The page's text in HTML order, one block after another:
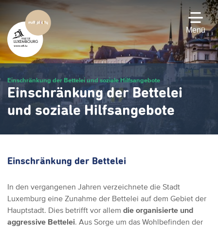
Hauptinhalt
gehen
Menü
Einschränkung der Bettelei und soziale Hilfsangebote
Einschränkung der Bettelei
und soziale Hilfsangebote
Einschränkung der Bettelei
In den vergangenen Jahren verzeichnete die Stadt
Luxemburg eine Zunahme der Bettelei auf dem Gebiet der
Hauptstadt. Dies betrifft vor allem die organisierte und
aggressive Bettelei. Aus Sorge um das Wohlbefinden der